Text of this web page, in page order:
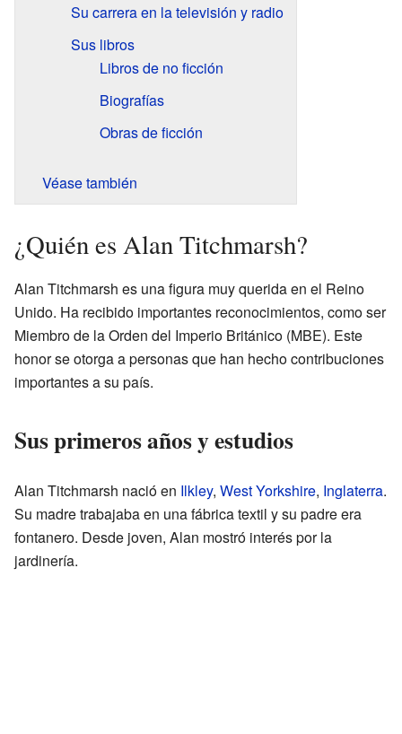
Su carrera en la televisión y radio
Sus libros
Libros de no ficción
Biografías
Obras de ficción
Véase también
¿Quién es Alan Titchmarsh?
Alan Titchmarsh es una figura muy querida en el Reino
Unido. Ha recibido importantes reconocimientos, como ser
Miembro de la Orden del Imperio Británico (MBE). Este
honor se otorga a personas que han hecho contribuciones
importantes a su país.
Sus primeros años y estudios
Alan Titchmarsh nació en Ilkley, West Yorkshire, Inglaterra.
Su madre trabajaba en una fábrica textil y su padre era
fontanero. Desde joven, Alan mostró interés por la
jardinería.